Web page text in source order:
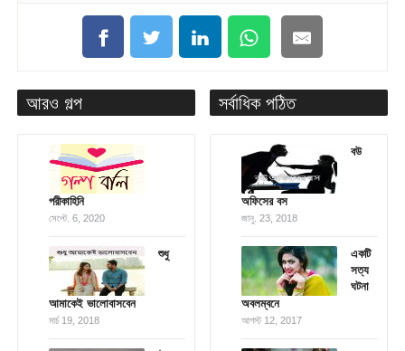
আরও গল্প
পরীকাহিনি
সেপ্টে. 6, 2020
শুধু
আমাকেই ভালোবাসবেন
মার্চ 19, 2018
সর্বাধিক পঠিত
বউ
অফিসের বস
জানু. 23, 2018
একটি
সত্য
ঘটনা
অবলম্বনে
আগস্ট 12, 2017